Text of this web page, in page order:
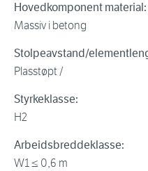
Hovedkomponent material:
Massiv i betong
Stolpeavstand/
Plasstøpt /
Styrkeklasse:
H2
Arbeidsbreddeklasse:
W1 ≤ 0,6 m